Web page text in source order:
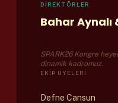
DIREKTÖRLER
Bahar
SPARK26 Kongre
dinamik kadromuz.
EKIP ÜYELERI
Defne Cansun